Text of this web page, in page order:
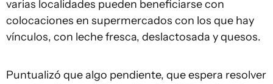
varias localidades pueden beneficiarse con
colocaciones en supermercados con los que hay
vínculos, con leche fresca, deslactosada y quesos.
Puntualizó que algo pendiente, que espera resolver